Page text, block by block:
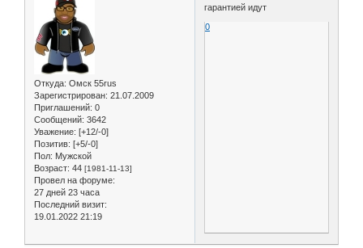
Откуда: Омск 55rus
Зарегистрирован: 21.07.2009
Приглашений: 0
Сообщений: 3642
Уважение: [+12/-0]
Позитив: [+5/-0]
Пол: Мужской
Возраст: 44 [1981-11-13]
Провел на форуме:
27 дней 23 часа
Последний визит:
19.01.2022 21:19
гарантией идут
0